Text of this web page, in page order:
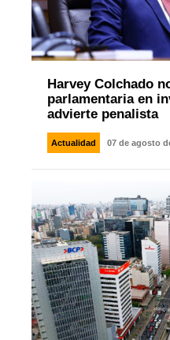
Harvey Colchado
parlamentaria en
advierte penalista
Actualidad 07 de agosto